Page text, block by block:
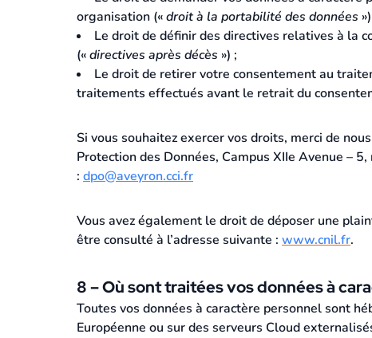
organisation («droit à la portabilité des données
Le droit de définir des directives relatives à la
(«directives après décès ») ;
Le droit de retirer votre consentement au
traitements effectués avant le retrait du
Si vous souhaitez exercer vos droits, merci de
Protection des Données, Campus XIIe Avenue –
: dpo@aveyron.cci.fr
Vous avez également le droit de déposer une
être consulté à l’adresse suivante : www.cnil.fr.
8 – Où sont traitées vos données à
Toutes vos données à caractère personnel sont
Européenne ou sur des serveurs Cloud